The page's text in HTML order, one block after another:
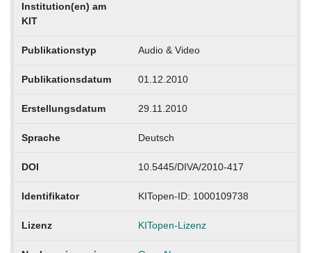
Institution(en) am
KIT
Publikationstyp Audio & Video
Publikationsdatum 01.12.2010
Erstellungsdatum 29.11.2010
Sprache Deutsch
DOI 10.5445/DIVA/2010-417
Identifikator KITopen-ID: 1000109738
Lizenz KITopen-Lizenz